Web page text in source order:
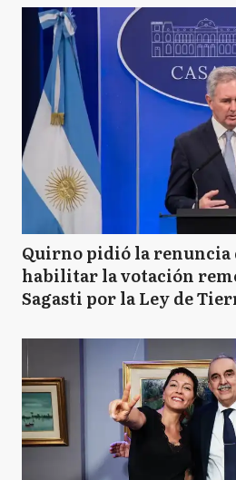
Quirno pidió la
habilitar la votación
Sagasti por la Ley de